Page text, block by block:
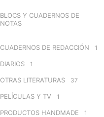
BLOCS Y CUADERNOS DE
NOTAS
CUADERNOS DE REDACCIÓN 1
DIARIOS 1
OTRAS LITERATURAS 37
PELÍCULAS Y TV 1
PRODUCTOS HANDMADE 1